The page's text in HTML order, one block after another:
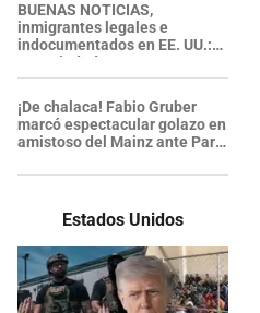
BUENAS NOTICIAS,
inmigrantes legales e
indocumentados en EE. UU.:
esta ciudad propone una
MORATORIA temporal para
IMPEDIR NUEVOS CENTROS
de detención de ICE
¡De chalaca! Fabio Gruber
marcó espectacular golazo en
amistoso del Mainz ante Paris
Estados Unidos